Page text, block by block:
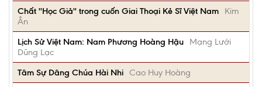
Chất ''Học Giả'' trong cuốn Giai Thoại Kẻ Sĩ Việt Nam
Kim
Ân
Lịch Sử Việt Nam: Nam Phương Hoàng Hậu
Mạng Lưới
Dũng Lạc
Tâm Sự Dâng Chúa Hài Nhi Cao Huy Hoàng